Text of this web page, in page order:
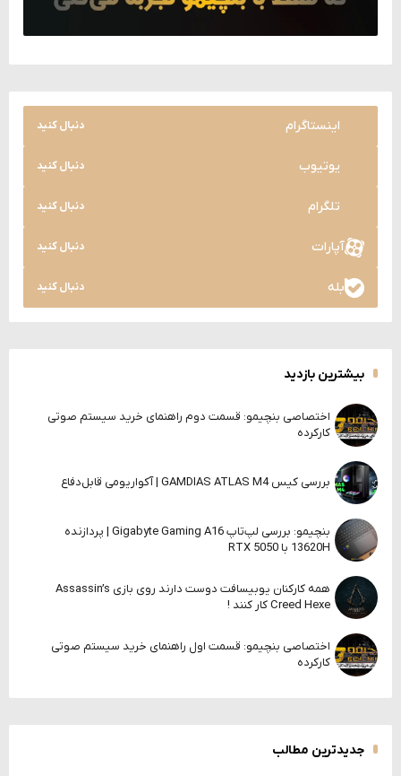
اینستاگرام دنبال کنید
یوتیوب دنبال کنید
تلگرام دنبال کنید
آپارات دنبال کنید
بله دنبال کنید
بیشترین بازدید
اختصاصی بنچیمو: قسمت دوم راهنمای خرید سیستم صوتی
کارکرده
بررسی کیس GAMDIAS ATLAS M4 | آکواریومی قابل‌دفاع
بنچیمو: بررسی لپ‌تاپ Gigabyte Gaming A16 | پردازنده
13620H با RTX 5050
همه کارکنان یوبیسافت دوست دارند روی بازی Assassin’s
Creed Hexe کار کنند !
اختصاصی بنچیمو: قسمت اول راهنمای خرید سیستم صوتی
کارکرده
جدیدترین مطالب